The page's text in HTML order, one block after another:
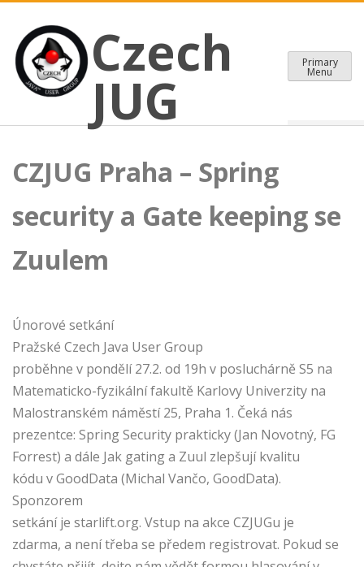
content
Czech JUG
CZECH JAVA USER GROUP
Czech
JUG
Primary
Menu
CZJUG Praha – Spring
security a Gate keeping se
Zuulem
Únorové setkání
Pražské Czech Java User Group
proběhne v pondělí 27.2. od 19h v posluchárně S5 na
Matematicko-fyzikální fakultě Karlovy Univerzity na
Malostranském náměstí 25, Praha 1. Čeká nás
prezentce: Spring Security prakticky (Jan Novotný, FG
Forrest) a dále Jak gating a Zuul zlepšují kvalitu
kódu v GoodData (Michal Vančo, GoodData).
Sponzorem
setkání je starlift.org. Vstup na akce CZJUGu je
zdarma, a není třeba se předem registrovat. Pokud se